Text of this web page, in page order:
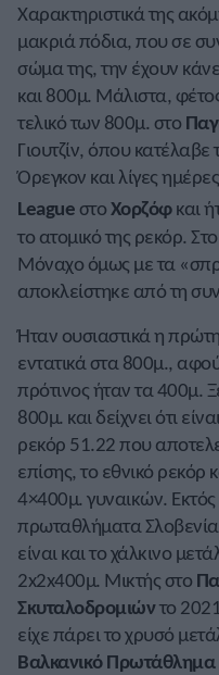
Χαρακτηριστικά της
μακριά πόδια, που σε
σώμα της, την έχουν
και 800μ. Μάλιστα,
τελικό των 800μ. στο
Γιουτζίν, όπου
Όρεγκον και λίγες
League στοΧορζόφκαι
το ατομικό της ρεκόρ. Στο
Μόναχο όμως με τα
αποκλείστηκε από τη
Ήταν ουσιαστικά η
εντατικά στα 800μ.,
πρότινος ήταν τα 400μ.
800μ. και δείχνει ότι
ρεκόρ 51.22 που
επίσης, το εθνικό ρεκόρ
4×400μ. γυναικών.
πρωταθλήματα
είναι και το χάλκινο
2x2x400μ. Μικτής στο
Σκυταλοδρομιώντο
είχε πάρει το χρυσό
Βαλκανικό Πρωτάθλημα